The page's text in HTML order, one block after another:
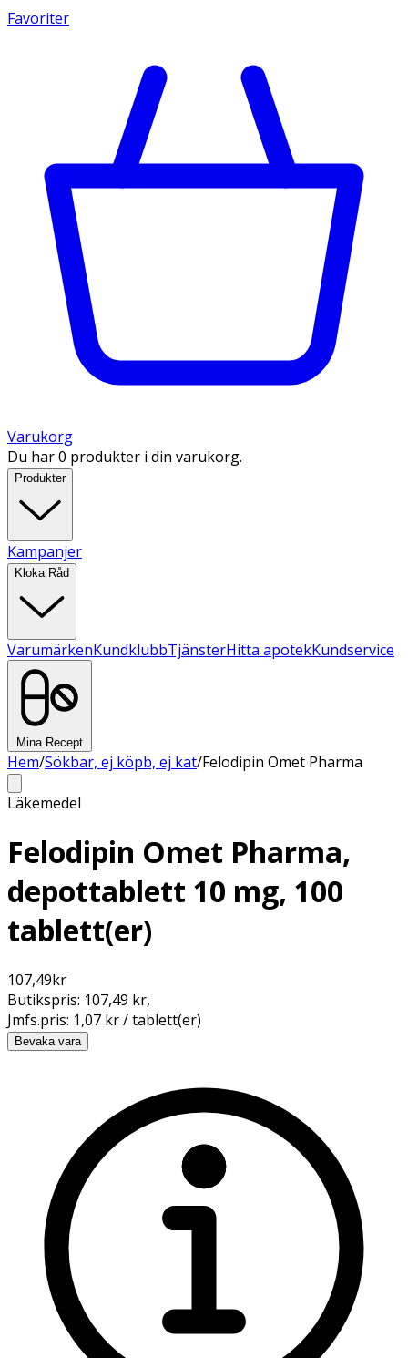
Favoriter
Varukorg
Du har 0 produkter i din varukorg.
Produkter
Kampanjer
Kloka Råd
VarumärkenKundklubbTjänsterHitta apotekKundservice
Mina Recept
Hem/Sökbar, ej köpb, ej kat/Felodipin Omet Pharma
Läkemedel
Felodipin Omet Pharma,
depottablett 10 mg, 100
tablett(er)
107,49kr
Butikspris: 107,49 kr,
Jmfs.pris: 1,07 kr / tablett(er)
Bevaka vara